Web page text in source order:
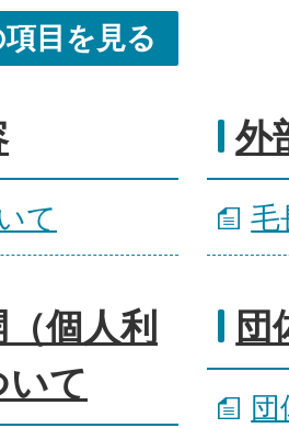
目を見る
て
外
毛
個人利
いて
団